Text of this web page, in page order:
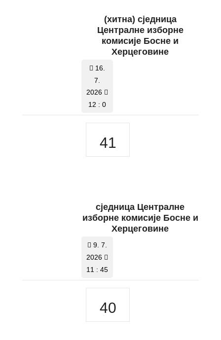
(хитна) сједница
Централне изборне
комисије Босне и
Херцеговине
16.
7.
2026
12 : 0
41
сједница Централне
изборне комисије Босне и
Херцеговине
9. 7.
2026
11 : 45
40